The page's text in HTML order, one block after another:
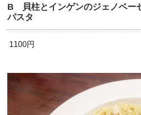
B 貝柱とインゲンのジェノベー
パスタ
1100円